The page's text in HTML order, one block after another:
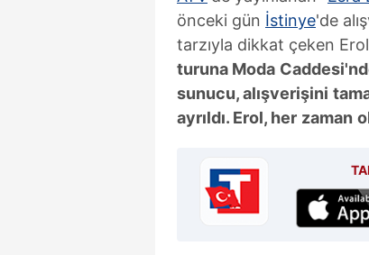
önceki gün İstinye'de
tarzıyla dikkat çeken
turuna Moda
sunucu, alışverişini
ayrıldı. Erol, her zaman